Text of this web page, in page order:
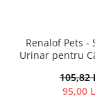
Renalof Pets -
Urinar pentru
105,82
95,00